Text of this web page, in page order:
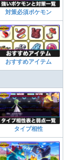
対策必須ポケモン
おすすめアイテム
タイプ相性